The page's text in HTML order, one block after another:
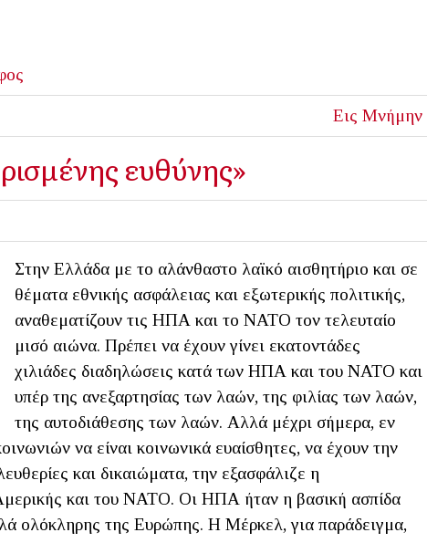
Εις Μνήμην
ευθύνης»
Στην Ελλάδα με το αλάνθαστο λαϊκό αισθητήριο και σε
θέματα εθνικής ασφάλειας και εξωτερικής πολιτικής,
αναθεματίζουν τις ΗΠΑ και το ΝΑΤΟ τον τελευταίο
μισό αιώνα. Πρέπει να έχουν γίνει εκατοντάδες
χιλιάδες διαδηλώσεις κατά των ΗΠΑ και του ΝΑΤΟ και
υπέρ της ανεξαρτησίας των λαών, της φιλίας των λαών,
της αυτοδιάθεσης των λαών. Αλλά μέχρι σήμερα, εν
να είναι κοινωνικά ευαίσθητες, να έχουν την
και δικαιώματα, την εξασφάλιζε η
και του ΝΑΤΟ. Οι ΗΠΑ ήταν η βασική ασπίδα
ολόκληρης της Ευρώπης. Η Μέρκελ, για παράδειγμα,